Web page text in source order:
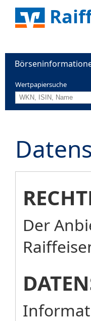
Wertpapiersuche
Der